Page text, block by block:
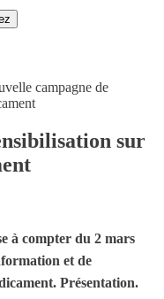
campagne de
sur
à compter du 2 mars
et de
Présentation.